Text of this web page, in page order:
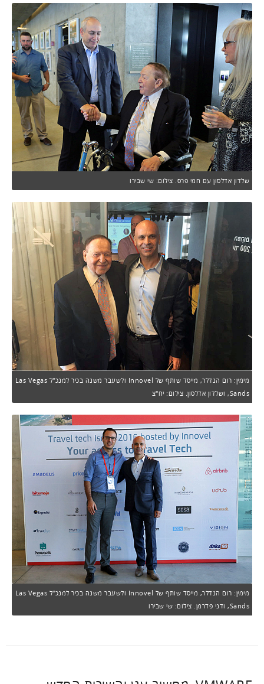
שלדון אדלסון עם חמי פרס. צילום: שי שבירו
מימין: רום הנדלר, מייסד שותף של Innovel ולשעבר משנה בכיר למנכ"ל Las Vegas
Sands, ושלדון אדלסון. צילום: יח"צ
מימין: רום הנדלר, מייסד שותף של Innovel ולשעבר משנה בכיר למנכ"ל Las Vegas
Sands, ודני פדרמן. צילום: שי שבירו